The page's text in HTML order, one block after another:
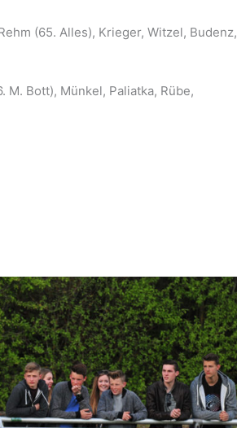
(65. Alles), Krieger, Witzel, Budenz,
M. Bott), Münkel, Paliatka, Rübe,